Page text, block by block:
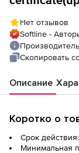
Нет отзывов
Softline -
Скопировать
Описание
Коротко о
Срок
Минимальная